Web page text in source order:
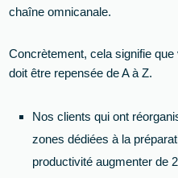
chaîne omnicanale.
Concrètement, cela signifie
doit être repensée de A à Z.
Nos clients qui ont
zones dédiées à la
productivité augmenter de